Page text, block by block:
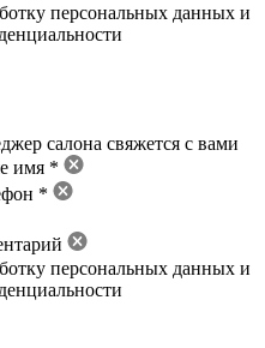
персональных данных и
салона свяжется с вами
имя *
*
персональных данных и